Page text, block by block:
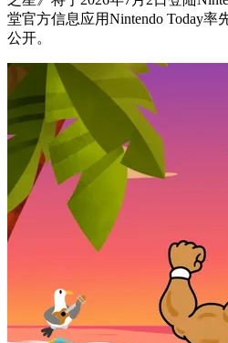
堂官方信息应用Nintendo Today率
公开。